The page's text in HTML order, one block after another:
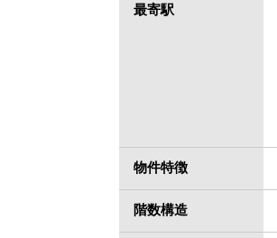
最寄駅
物件特徴
階数構造